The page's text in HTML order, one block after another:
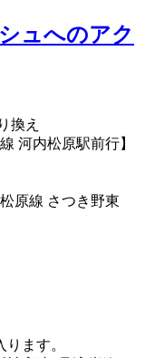
ュへのアク
換え
河内松原駅前行】
原線 さつき野東
ます。